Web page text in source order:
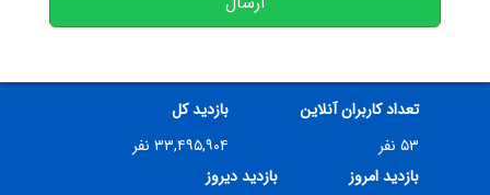
تعداد کاربران آنلاین
۵۳ نفر
بازدید کل
۳۳,۴۹۵,۹۰۴ نفر
بازدید امروز
بازدید دیروز